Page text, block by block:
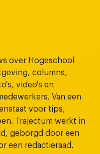
over Hogeschool
columns,
video's en
Van een
voor tips,
Trajectum werkt in
geborgd door een
een redactieraad.